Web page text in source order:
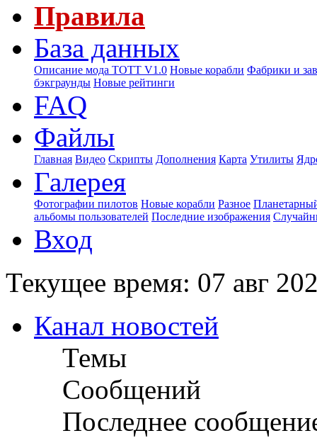
Правила
База данных
Описание мода ТОТТ V1.0 Новые корабли Фабрики и
бэкграунды Новые рейтинги
FAQ
Файлы
Главная Видео Скрипты Дополнения Карта Утилиты
Галерея
Фотографии пилотов Новые корабли Разное
альбомы пользователей Последние изображения
Вход
Текущее время: 07 авг
Канал новостей
Темы
Сообщений
Последнее